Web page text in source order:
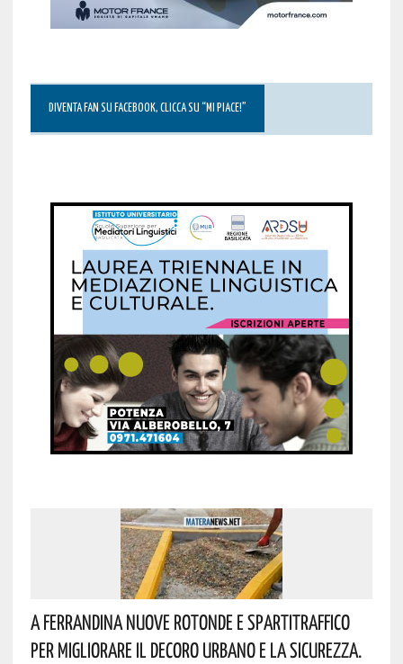
DIVENTA FAN SU FACEBOOK, CLICCA SU “MI PIACE!”
A Ferrandina Nuove Rotonde E Spartitraffico
Per Migliorare Il Decoro Urbano E La Sicurezza.